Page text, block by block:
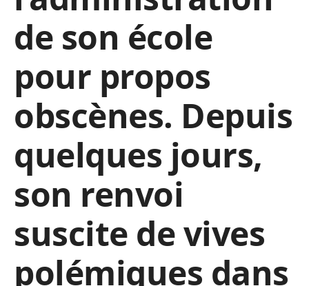
de son école
pour propos
obscènes. Depuis
quelques jours,
son renvoi
suscite de vives
polémiques dans